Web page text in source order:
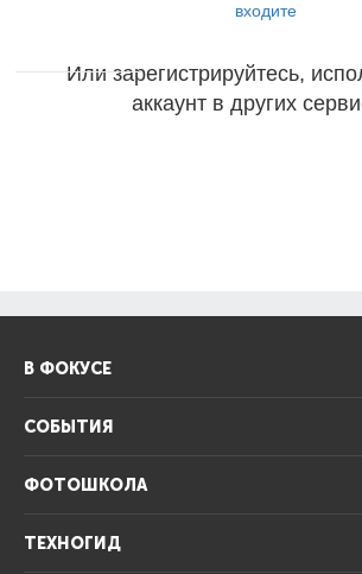
входите
Или зарегистрируйтесь,
аккаунт в других
В ФОКУСЕ
СОБЫТИЯ
ФОТОШКОЛА
ТЕХНОГИД